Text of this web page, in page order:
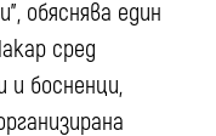
обяснява един
сред
босненци,